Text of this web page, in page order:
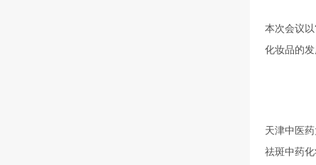
本次会议
化妆品的
天津中医
祛斑中药